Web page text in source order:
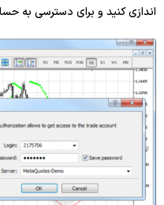
اندازی کنید و برای دسترسی به